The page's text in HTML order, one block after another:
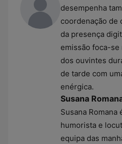
desempenha
coordenação de
da presença
emissão foca-se
dos ouvintes
de tarde com
enérgica.
Susana
Susana Romana
humorista e
equipa das